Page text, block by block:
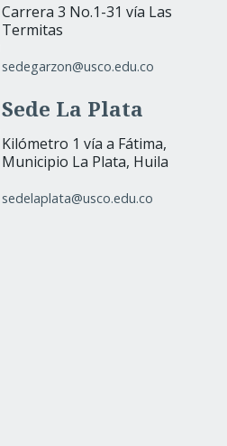
Carrera 3 No.1-31 vía Las
Termitas
sedegarzon@usco.edu.co
Sede La Plata
Kilómetro 1 vía a Fátima,
Municipio La Plata, Huila
sedelaplata@usco.edu.co